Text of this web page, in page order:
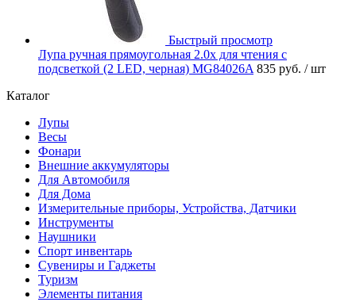
Быстрый просмотр
Лупа ручная прямоугольная 2.0x для чтения с
подсветкой (2 LED, черная) MG84026A 835 руб. / шт
Каталог
Лупы
Весы
Фонари
Внешние аккумуляторы
Для Автомобиля
Для Дома
Измерительные приборы, Устройства, Датчики
Инструменты
Наушники
Спорт инвентарь
Сувениры и Гаджеты
Туризм
Элементы питания